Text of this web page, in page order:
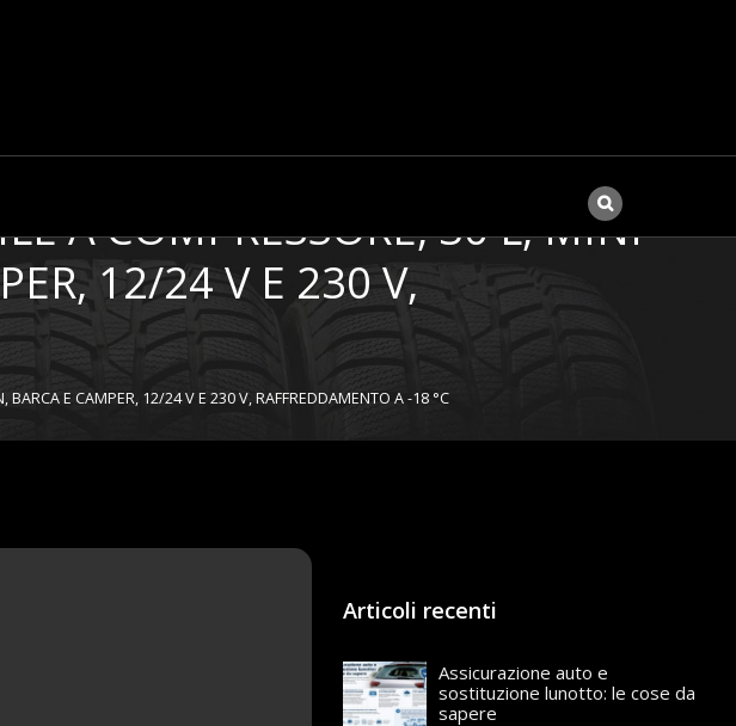
A COMPRESSORE, 30 L, MINI
12/24 V E 230 V,
BARCA E CAMPER, 12/24 V E 230 V, RAFFREDDAMENTO A -18 °C
Articoli recenti
Assicurazione auto e
sostituzione lunotto: le cose da
sapere